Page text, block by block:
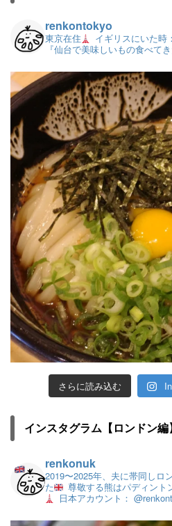
renkontokyo
東京在住 イギリスにいた時
『仙台で美味しいもの食べて
さらに読み込む
インスタグラム【ロンドン編
renkonuk
2019〜2025年、夫に帯同しロ
た
尊敬する熊はパディント
日本アカウント：